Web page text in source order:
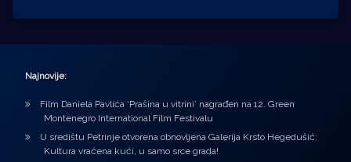
Najnovije:
Film Daniela Pavlića ‘Prašina u vitrini’ nagrađen na 12. Green
Montenegro International Film Festivalu
U središtu Petrinje otvorena obnovljena Galerija Krsto Hegedušić:
Kultura vraćena kući, u samo srce grada!